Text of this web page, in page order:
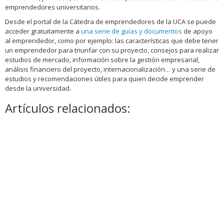
emprendedores universitarios.
Desde el portal de la Cátedra de emprendedores de la UCA se puede
acceder gratuitamente a una serie de guías y documentos de apoyo
al emprendedor, como por ejemplo: las características que debe tener
un emprendedor para triunfar con su proyecto, consejos para realizar
estudios de mercado, información sobre la gestión empresarial,
análisis financiero del proyecto, internacionalización… y una serie de
estudios y recomendaciones útiles para quien decide emprender
desde la universidad.
Artículos relacionados: